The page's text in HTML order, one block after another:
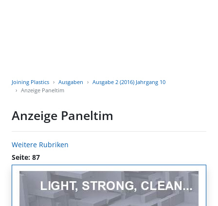
Joining Plastics Ausgaben
Ausgabe 2 (2016) Jahrgang 10
Anzeige Paneltim
Anzeige Paneltim
Weitere Rubriken
Seite: 87